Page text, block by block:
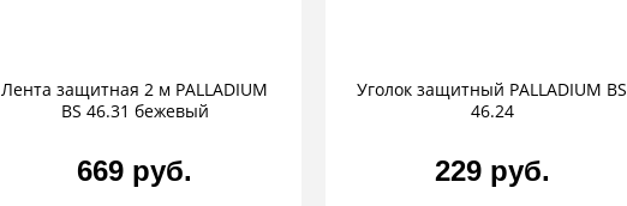
Лента защитная 2 м PALLADIUM
BS 46.31 бежевый
669 руб.
Уголок защитный PALLADIUM BS
46.24
229 руб.